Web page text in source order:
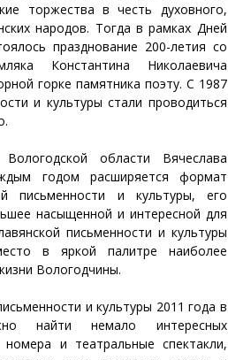
торжества в честь духовного,
народов. Тогда в рамках Дней
празднование 200-летия со
Константина Николаевича
горке памятника поэту. С 1987
и культуры стали проводиться
области Вячеслава
годом расширяется формат
письменности и культуры, его
насыщенной и интересной для
письменности и культуры
в яркой палитре наиболее
Вологодчины.
и культуры 2011 года в
найти немало интересных
и театральные спектакли,